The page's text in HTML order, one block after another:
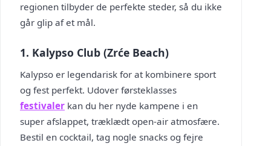
regionen tilbyder de perfekte steder, så du ikke
går glip af et mål.
1. Kalypso Club (Zrće Beach)
Kalypso er legendarisk for at kombinere sport
og fest perfekt. Udover førsteklasses
festivaler kan du her nyde kampene i en
super afslappet, træklædt open-air atmosfære.
Bestil en cocktail, tag nogle snacks og fejre